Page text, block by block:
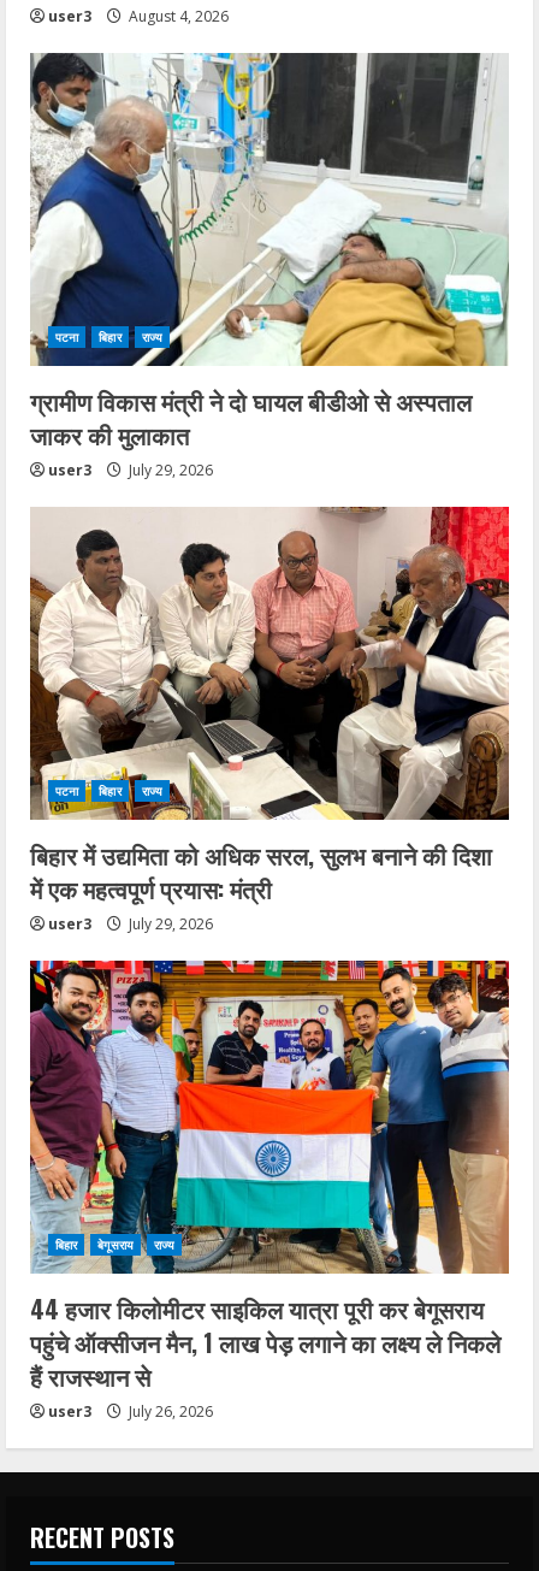
user3 August 4, 2026
पटना बिहार राज्य
ग्रामीण विकास मंत्री ने दो घायल बीडीओ से अस्पताल
जाकर की मुलाकात
user3 July 29, 2026
पटना बिहार राज्य
बिहार में उद्यमिता को अधिक सरल, सुलभ बनाने की दिशा
में एक महत्वपूर्ण प्रयास: मंत्री
user3 July 29, 2026
बिहार बेगूसराय राज्य
44 हजार किलोमीटर साइकिल यात्रा पूरी कर बेगूसराय
पहुंचे ऑक्सीजन मैन, 1 लाख पेड़ लगाने का लक्ष्य ले निकले
हैं राजस्थान से
user3 July 26, 2026
RECENT POSTS